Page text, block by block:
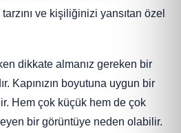
ve kişiliğinizi yansıtan özel
dikkate almanız gereken bir
Kapınızın boyutuna uygun bir
Hem çok küçük hem de çok
bir görüntüye neden olabilir.